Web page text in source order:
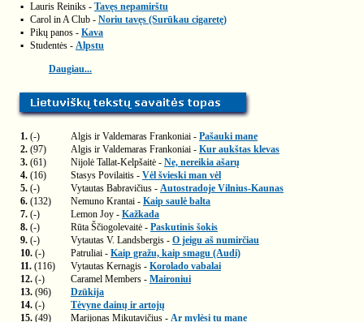
▪ Lauris Reiniks - Tavęs nepamirštu
▪ Carol in A Club - Noriu tavęs (Surūkau cigaretę)
▪ Pikų panos - Kava
▪ Studentės - Alpstu
Daugiau...
1. (-) Algis ir Valdemaras Frankoniai - Pašauki mane
2. (97) Algis ir Valdemaras Frankoniai - Kur aukštas klevas
3. (61) Nijolė Tallat-Kelpšaitė - Ne, nereikia ašarų
4. (16) Stasys Povilaitis - Vėl švieski man vėl
5. (-) Vytautas Babravičius - Autostradoje Vilnius-Kaunas
6. (132) Nemuno Krantai - Kaip saulė balta
7. (-) Lemon Joy - Kažkada
8. (-) Rūta Ščiogolevaitė - Paskutinis šokis
9. (-) Vytautas V. Landsbergis - O jeigu aš numirčiau
10. (-) Patruliai - Kaip gražu, kaip smagu (Audi)
11. (116) Vytautas Kernagis - Korolado vabalai
12. (-) Caramel Members - Maironiui
13. (96)
Dzūkija
14. (-)
Tėvyne dainų ir artojų
15. (49) Marijonas Mikutavičius - Ar mylėsi tu mane